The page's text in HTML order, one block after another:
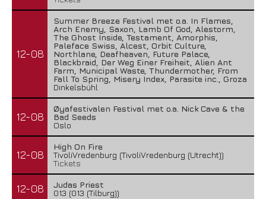
12-08
Summer Breeze Festival met o.a. In Flames,
Arch Enemy, Saxon, Lamb Of God, Alestorm,
The Ghost Inside, Testament, Amorphis,
Paleface Swiss, Alcest, Orbit Culture,
Northlane, Deafheaven, Future Palace,
Blackbraid, Der Weg Einer Freiheit, Alien Ant
Farm, Municipal Waste, Thundermother, From
Fall To Spring, Misery Index, Parasite inc., Groza
Dinkelsbühl
12-08
Øyafestivalen Festival met o.a. Nick Cave & the
Bad Seeds
Oslo
12-08
High On Fire
TivoliVredenburg (TivoliVredenburg (Utrecht))
Tickets
12-08
Judas Priest
013 (013 (Tilburg))